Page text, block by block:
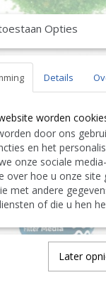
Aqua AFM NG graad 2
Opties
Details
worden
door ons
en het
onze sociale
over hoe u onze site
met andere
of die u hen
Later